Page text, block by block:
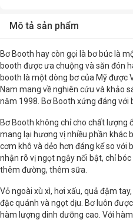
Mô tả sản phẩm
Bơ Booth hay còn gọi là bơ búc là
booth được ưa chuộng và săn đón
booth là một dòng bơ của Mỹ được
Nam mang về nghiên cứu và khảo
năm 1998. Bơ Booth xứng đáng với
Bơ Booth không chỉ cho chất lượng
mang lại hương vị nhiều phần khác
cơm khô và dẻo hơn đáng kể so với
nhận rõ vị ngọt ngậy nổi bật, chỉ
thêm đường, thêm sữa.
Vỏ ngoài xù xì, hơi xấu, quả đậm
đặc quánh và ngọt dịu. Bơ luôn
hàm lượng dinh dưỡng cao. Với